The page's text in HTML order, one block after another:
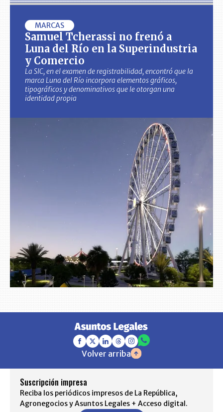
MARCAS
Samuel Tcherassi no frenó a
Luna del Río en la Superindustria
y Comercio
La SIC, en el examen de registrabilidad, encontró que la
marca Luna del Río incorpora elementos gráficos,
tipográficos y denominativos que le otorgan una
identidad propia
Volver arriba
Suscripción impresa
Reciba los periódicos impresos de La República,
Agronegocios y Asuntos Legales + Acceso digital.